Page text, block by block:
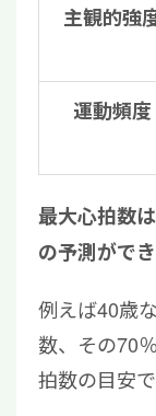
主観的強
運動頻度
最大心拍数
の予測ができ
例えば40歳
数、その70
拍数の目安で